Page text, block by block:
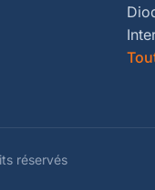
réservés